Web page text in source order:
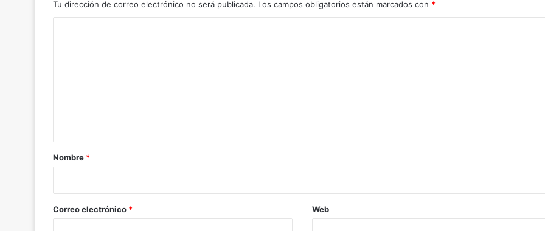
Tu dirección de correo electrónico no será publicada. Los campos obligatorios están marcados con *
r
*
Nombre *
Correo electrónico * Web